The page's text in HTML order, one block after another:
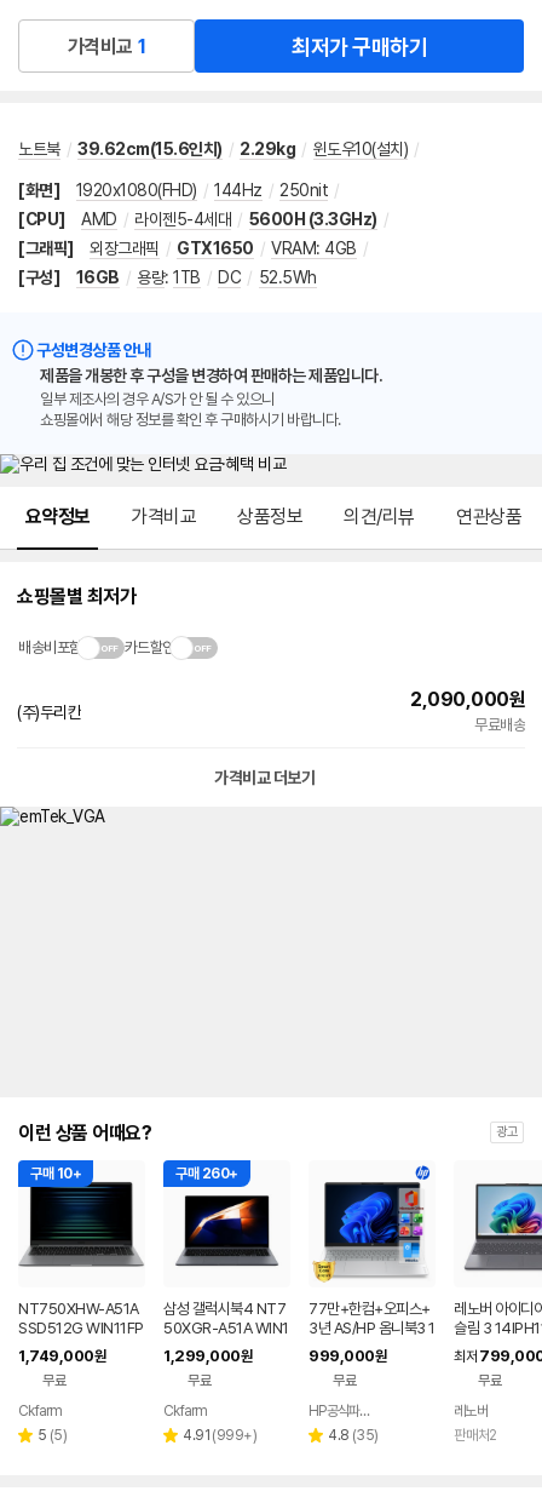
가격비교 1 최저가 구매하기
노트북 / 39.62cm(15.6인치) / 2.29kg / 윈도우10(설치) /
[화면] 1920x1080(FHD) / 144Hz / 250nit /
[CPU]
AMD / 라이젠5-4세대 / 5600H (3.3GHz) /
[그래픽]
외장그래픽 / GTX1650 / VRAM: 4GB /
[구성]
16GB / 용량: 1TB / DC / 52.5Wh
구성변경상품 안내
제품을 개봉한 후 구성을 변경하여 판매하는 제품입니다.
일부 제조사의 경우 A/S가 안 될 수 있으니
쇼핑몰에서 해당 정보를 확인 후 구매하시기 바랍니다.
요약정보 가격비교 상품정보 의견/리뷰 연관상품
쇼핑몰별 최저가
배송비포함 카드할인
(주)두리칸
2,090,000원
무료배송
가격비교 더보기
이런 상품 어때요? 광고
구매 10+
NT750XHW-A51A
SSD512G WIN11FP
P(버젼UP설치) 삼성
전자 갤럭시북5 노트
1,749,000원
무료
Ckfarm
별 5 리
(5)
구매 260+
삼성 갤럭시북4 NT7
50XGR-A51A WIN1
1 FPP(버젼UP설치)
업무용 학생용 사무용
노트북 문스톤그레이
1,299,000원
무료
페이
Ckfarm
별 4.91 리
(999+)
77만+한컴+오피스+
3년 AS/HP 옴니북3 1
6인치 사무용 대학생
저렴한 대학생 노트북
999,000원
무료
HP공식파트너 이텍컴퓨터
별 4.8 리
(35)
레노버 아이디
슬림 3
Q005LKR
최저
무료
레노버
판매처2